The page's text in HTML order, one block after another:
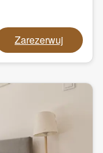
Zarezerwuj